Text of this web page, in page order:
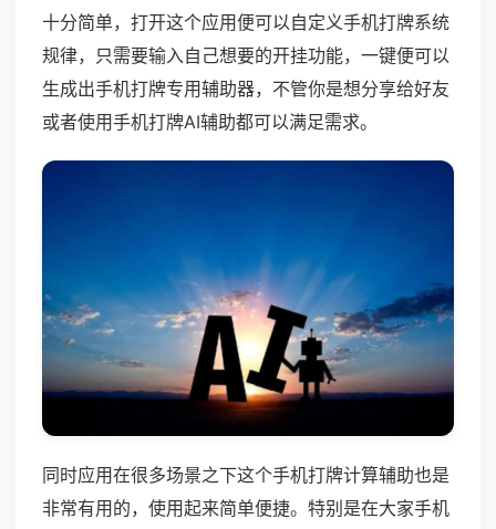
十分简单，打开这个应用便可以自定义手机打牌系统
规律，只需要输入自己想要的开挂功能，一键便可以
生成出手机打牌专用辅助器，不管你是想分享给好友
或者使用手机打牌AI辅助都可以满足需求。
同时应用在很多场景之下这个手机打牌计算辅助也是
非常有用的，使用起来简单便捷。特别是在大家手机